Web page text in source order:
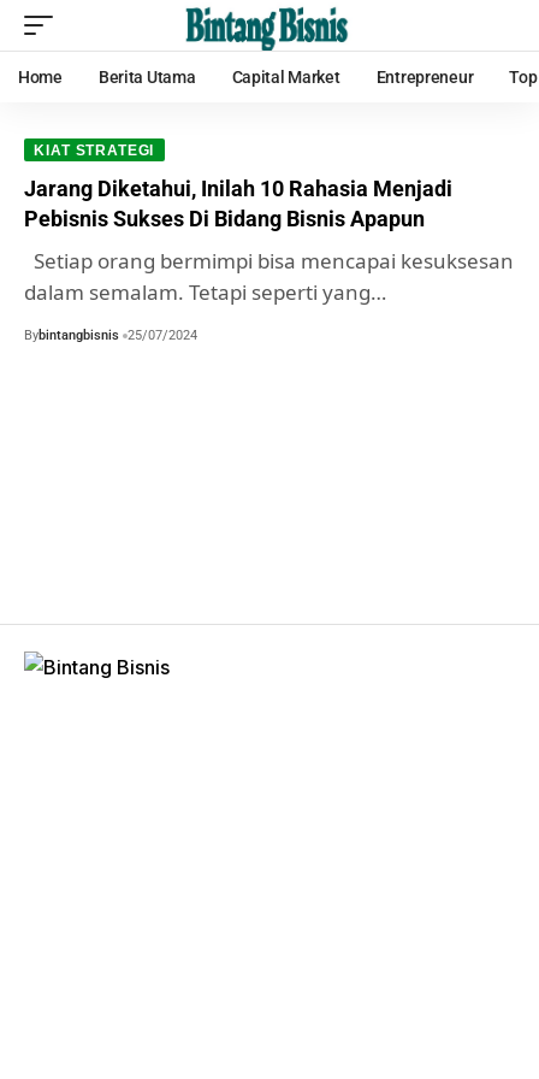
Home Berita Utama Capital Market Entrepreneur
KIAT STRATEGI
Jarang Diketahui, Inilah 10 Rahasia Menjadi
Pebisnis Sukses Di Bidang Bisnis Apapun
Setiap orang bermimpi bisa mencapai kesuksesan
dalam semalam. Tetapi seperti yang…
Bybintangbisnis 25/07/2024